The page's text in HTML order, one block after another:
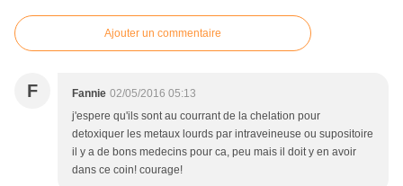
Ajouter un commentaire
F Fannie 02/05/2016 05:13
j'espere qu'ils sont au courrant de la chelation pour
detoxiquer les metaux lourds par intraveineuse ou supositoire
il y a de bons medecins pour ca, peu mais il doit y en avoir
dans ce coin! courage!